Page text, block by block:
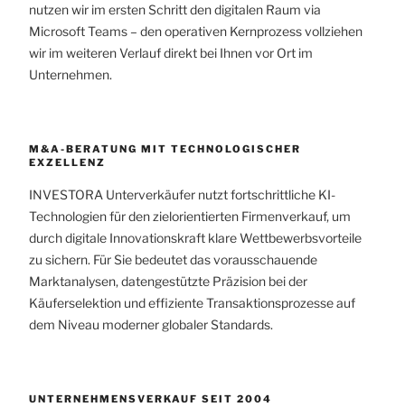
nutzen wir im ersten Schritt den digitalen Raum via
Microsoft Teams – den operativen Kernprozess vollziehen
wir im weiteren Verlauf direkt bei Ihnen vor Ort im
Unternehmen.
M&A-BERATUNG MIT TECHNOLOGISCHER
EXZELLENZ
INVESTORA Unterverkäufer nutzt fortschrittliche KI-
Technologien für den zielorientierten Firmenverkauf, um
durch digitale Innovationskraft klare Wettbewerbsvorteile
zu sichern. Für Sie bedeutet das vorausschauende
Marktanalysen, datengestützte Präzision bei der
Käuferselektion und effiziente Transaktionsprozesse auf
dem Niveau moderner globaler Standards.
UNTERNEHMENSVERKAUF SEIT 2004